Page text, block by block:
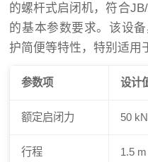
的螺杆式启闭机，符合
的基本参数要求。该设
护简便等特性，特别适用
参数项 设计
额定启闭力 50 kN
行程 1.5 m